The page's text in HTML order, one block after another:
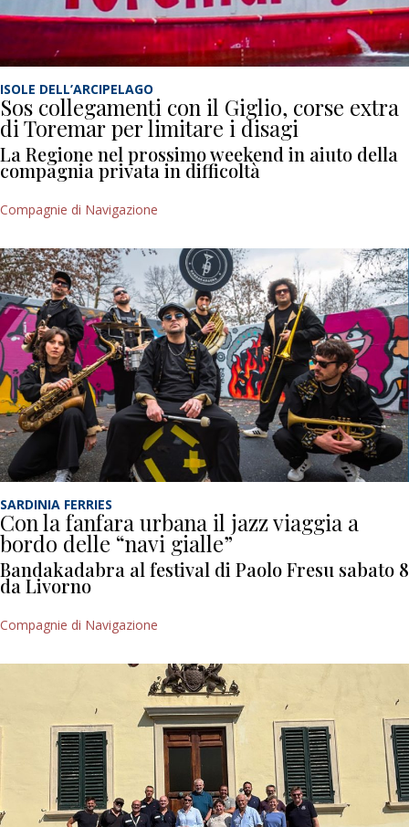
ISOLE DELL’ARCIPELAGO
Sos collegamenti con il Giglio, corse extra
di Toremar per limitare i disagi
La Regione nel prossimo weekend in aiuto della
compagnia privata in difficoltà
Compagnie di Navigazione
SARDINIA FERRIES
Con la fanfara urbana il jazz viaggia a
bordo delle “navi gialle”
Bandakadabra al festival di Paolo Fresu sabato 8
da Livorno
Compagnie di Navigazione